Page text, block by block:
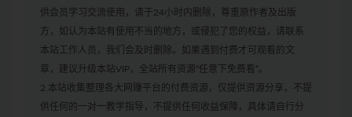
供会员学习交流使用，请于24小时内删除，尊重原作者及出版
方，如认为本站有使用不当的地方，或侵犯了您的权益，请联系
本站工作人员，我们会及时删除。如果遇到付费才可观看的文
章，建议升级本站VIP，全站所有资源“任意下免费看”。
2.本站收集整理各大网赚平台的付费资源，仅提供资源分享，不提
供任何的一对一教学指导，不提供任何收益保障，具体请自行分